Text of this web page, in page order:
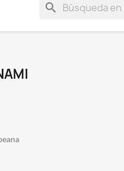
search